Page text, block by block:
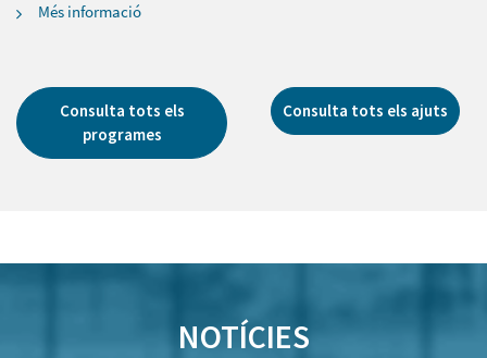
Més informació
Consulta tots els
programes
Consulta tots els ajuts
NOTÍCIES